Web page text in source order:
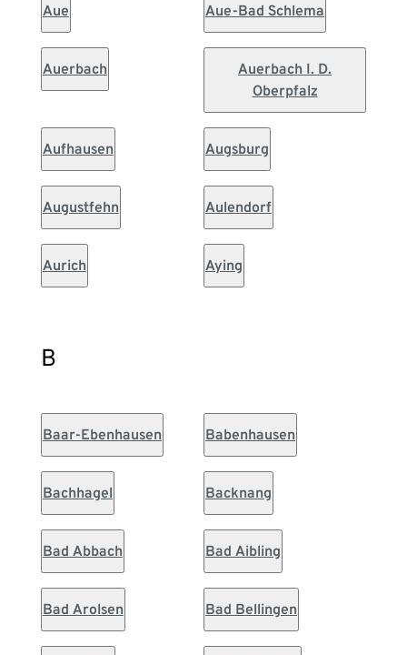
Aue Aue-Bad Schlema
Auerbach
Auerbach I. D.
Oberpfalz
Aufhausen Augsburg
Augustfehn Aulendorf
Aurich Aying
B
Baar-Ebenhausen Babenhausen
Bachhagel Backnang
Bad Abbach Bad Aibling
Bad Arolsen Bad Bellingen